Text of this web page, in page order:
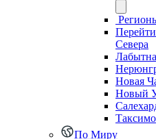
Севера
Новая
Новый
Таксимо
По Миру